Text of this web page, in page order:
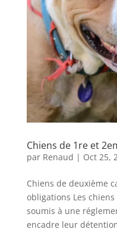
Chiens de 1re et
par Renaud | Oct 25,
Chiens de deuxième
obligations Les
soumis à une
encadre leur